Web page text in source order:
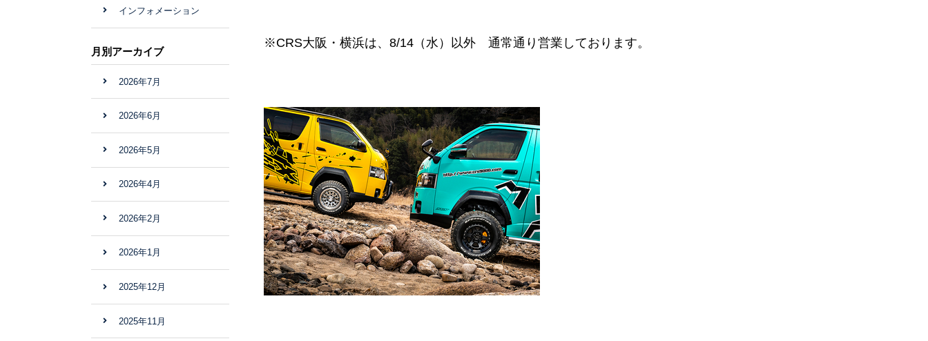
※CRS大阪・横浜は、8/14（水）以外 通常通り営業しております。
インフォメーション
月別アーカイブ
2026年7月
2026年6月
2026年5月
2026年4月
2026年2月
2026年1月
2025年12月
2025年11月